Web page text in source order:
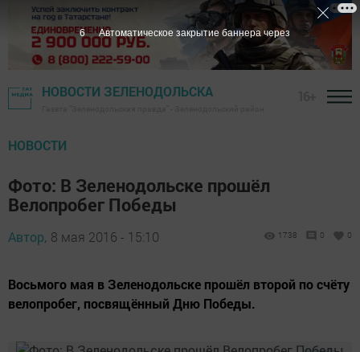
НОВОСТИ ЗЕЛЕНОДОЛЬСКА
НОВОСТИ
Фото: В Зеленодольске прошёл
Велопробег Победы
Автор, 8 мая 2016 - 15:10 1738 0 0
Восьмого мая в Зеленодольске прошёл второй по счёту
велопробег, посвящённый Дню Победы.
5 Автоматическое закрытие баннера через